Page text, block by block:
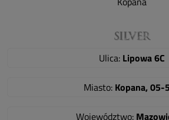
Ulica: Lipowa 6C
Miasto: Kopana, 05-
Województwo: